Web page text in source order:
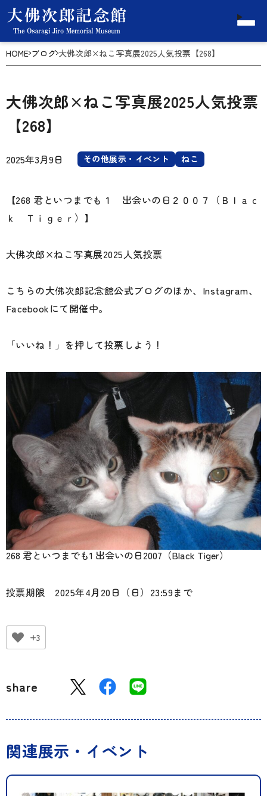
HOME ブログ 大佛次郎×ねこ写真展2025人気投票【268】
大佛次郎×ねこ写真展2025人気投票
【268】
2025年3月9日 その他展示・イベント ねこ
【268 君といつまでも１ 出会いの日２００７（Ｂｌａｃ
ｋ Ｔｉｇｅｒ）】
大佛次郎×ねこ写真展2025人気投票
こちらの大佛次郎記念館公式ブログのほか、Instagram、
Facebookにて開催中。
「いいね！」を押して投票しよう！
268 君といつまでも1 出会いの日2007（Black Tiger）
投票期限 2025年4月20日（日）23:59まで
+3
share
関連展示・イベント